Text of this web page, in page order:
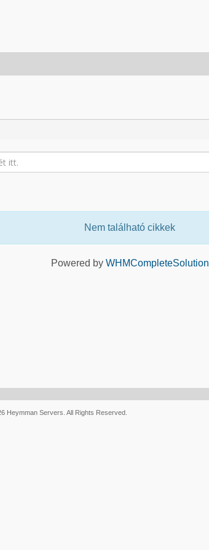
Nem található cikkek
Powered by WHMCompleteSolution
Heymman Servers. All Rights Reserved.